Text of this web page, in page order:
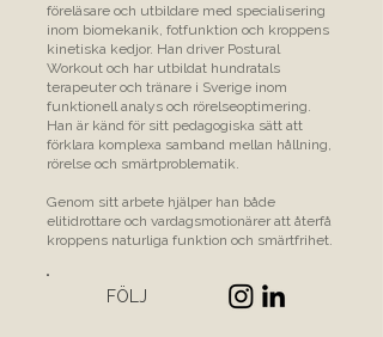
föreläsare och utbildare med specialisering
inom biomekanik, fotfunktion och kroppens
kinetiska kedjor. Han driver Postural
Workout och har utbildat hundratals
terapeuter och tränare i Sverige inom
funktionell analys och rörelseoptimering.
Han är känd för sitt pedagogiska sätt att
förklara komplexa samband mellan hållning,
rörelse och smärtproblematik.
Genom sitt arbete hjälper han både
elitidrottare och vardagsmotionärer att återfå
kroppens naturliga funktion och smärtfrihet.
FÖLJ